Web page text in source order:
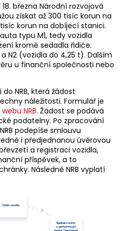
března Národní rozvojová
získat až 300 tisíc korun na
korun na dobíjecí stanici.
typu M1, tedy vozidla
kromě sedadla řidiče.
N2 (vozidla do 4,25 t). Dalším
u finanční společnosti nebo
NRB, která žádost
náležitosti. Formulář je
webu NRB. Žádost se podává
podatelny. Po zpracování
podepíše smlouvu
i předjednanou úvěrovou
a registraci vozidla,
příspěvek, a to
Následně NRB vyplatí